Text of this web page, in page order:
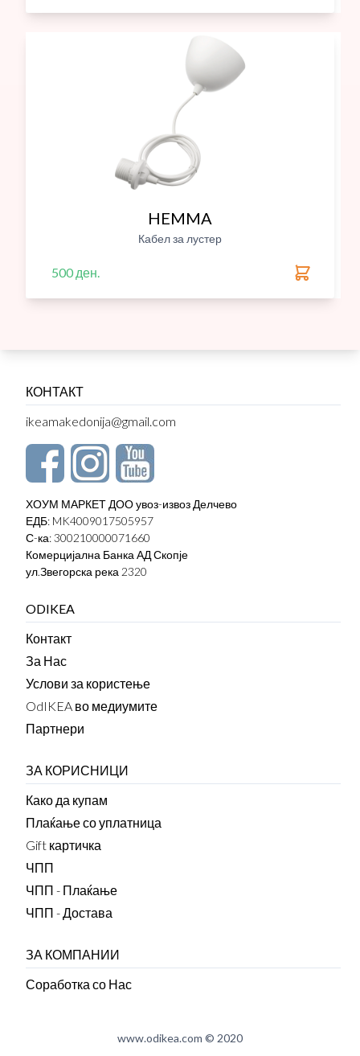
HEMMA
Кабел за лустер
500 ден.
КОНТАКТ
ikeamakedonija@gmail.com
ХОУМ МАРКЕТ ДОО увоз-извоз Делчево
ЕДБ: MK4009017505957
С-ка: 300210000071660
Комерцијална Банка АД Скопје
ул.Звегорска река 2320
ODIKEA
Контакт
За Нас
Услови за користење
OdIKEA во медиумите
Партнери
ЗА КОРИСНИЦИ
Како да купам
Плаќање со уплатница
Gift картичка
ЧПП
ЧПП - Плаќање
ЧПП - Достава
ЗА КОМПАНИИ
Соработка со Нас
www.odikea.com © 2020